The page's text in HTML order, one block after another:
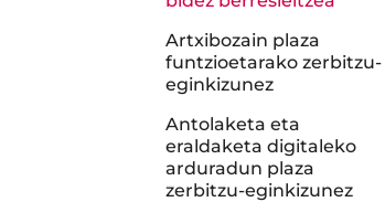
Artxibozain plaza
funtzioetarako zerbitzu-
eginkizunez
Antolaketa eta
eraldaketa digitaleko
arduradun plaza
zerbitzu-eginkizunez